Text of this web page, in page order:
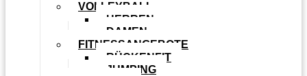
VOLLEYBALL
HERREN
DAMEN
FITNESSANGEBOTE
RÜCKENFIT
JUMPING